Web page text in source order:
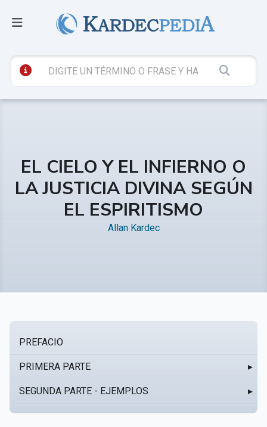
EL CIELO Y EL INFIERNO O
LA JUSTICIA DIVINA SEGÚN
EL ESPIRITISMO
Allan Kardec
PREFACIO
PRIMERA PARTE ▸
SEGUNDA PARTE - EJEMPLOS ▸